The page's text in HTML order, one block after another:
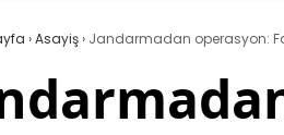
›Asayiş› Jandarmadan operasyon: